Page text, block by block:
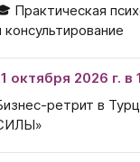
Практическая
консультирование
октября 2026 г. в
ретрит в